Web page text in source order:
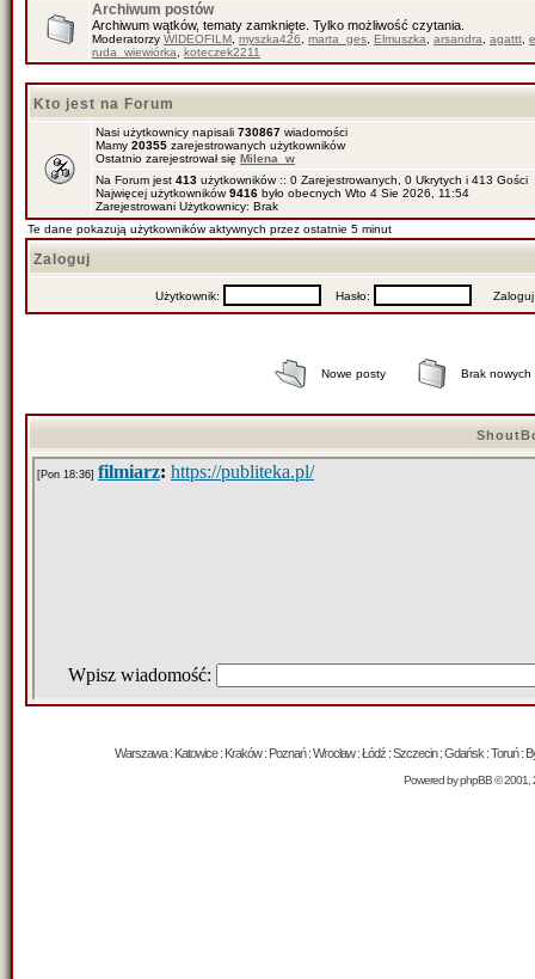
Archiwum postów
Archiwum wątków, tematy zamknięte. Tylko możliwość czytania.
Moderatorzy WIDEOFILM myszka426 marta_ges Elmuszka arsandra agattt
ruda_wiewiórka
koteczek2211
Kto jest na Forum
Nasi użytkownicy napisali 730867 wiadomości
Mamy 20355 zarejestrowanych użytkowników
Ostatnio zarejestrował się Milena_w
Na Forum jest 413 użytkowników :: 0 Zarejestrowanych, 0 Ukrytych i 413
Najwięcej użytkowników9416 było obecnych Wto 4 Sie 2026, 11:54
Zarejestrowani Użytkownicy: Brak
Te dane pokazują użytkowników aktywnych przez ostatnie 5 minut
Zaloguj
Użytkownik: Hasło: Zaloguj
Nowe posty Brak nowych
Warszawa : Katowice : Kraków : Poznań : Wrocław : Łódź : Szczecin : Gdańsk : Toruń :
Powered byphpBB© 2001,